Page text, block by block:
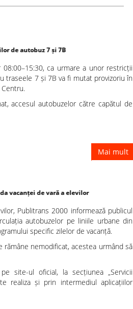
ca urmare a unor restricții
traseele 7 și 7B va fi mutat provizoriu în
accesul autobuzelor către capătul de
Mai mult
Publitrans 2000 informează publicul
autobuzelor pe liniile urbane din
specific zilelor de vacanță.
nemodificat, acestea urmând să
site-ul oficial, la secțiunea „Servicii
realiza și prin intermediul aplicațiilor